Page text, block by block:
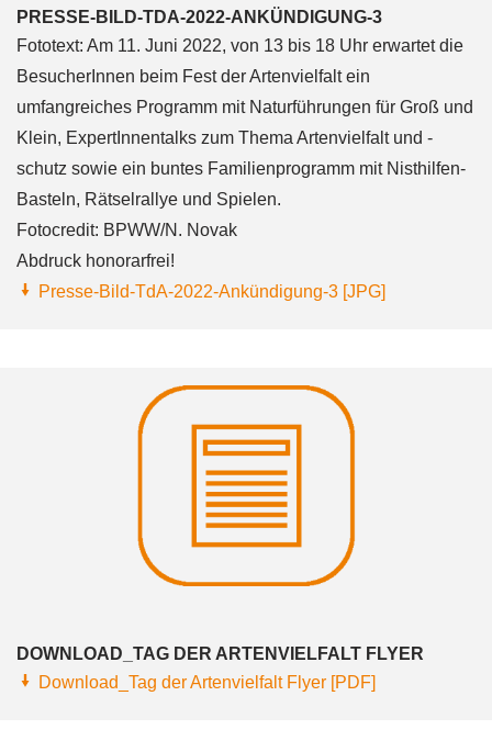
PRESSE-BILD-TDA-2022-ANKÜNDIGUNG-3
Fototext: Am 11. Juni 2022, von 13 bis 18 Uhr erwartet die
BesucherInnen beim Fest der Artenvielfalt ein
umfangreiches Programm mit Naturführungen für Groß und
Klein, ExpertInnentalks zum Thema Artenvielfalt und -
schutz sowie ein buntes Familienprogramm mit Nisthilfen-
Basteln, Rätselrallye und Spielen.
Fotocredit: BPWW/N. Novak
Abdruck honorarfrei!
Presse-Bild-TdA-2022-Ankündigung-3 [JPG]
DOWNLOAD_TAG DER ARTENVIELFALT FLYER
Download_Tag der Artenvielfalt Flyer [PDF]